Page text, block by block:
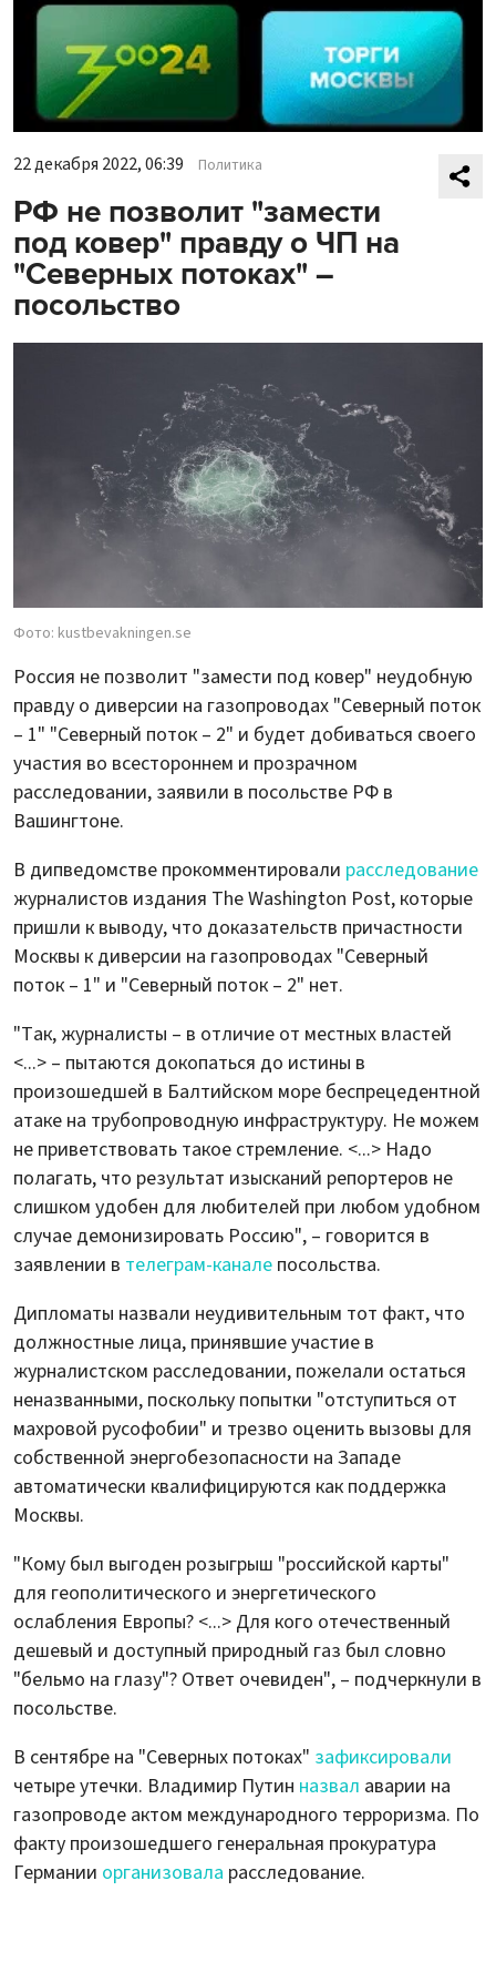
22 декабря 2022, 06:39 Политика
РФ не позволит "замести
под ковер" правду о ЧП на
"Северных потоках" –
посольство
Фото: kustbevakningen.se
Россия не позволит "замести под ковер" неудобную
правду о диверсии на газопроводах "Северный поток
– 1" "Северный поток – 2" и будет добиваться своего
участия во всестороннем и прозрачном
расследовании, заявили в посольстве РФ в
Вашингтоне.
В дипведомстве прокомментировали расследование
журналистов издания The Washington Post, которые
пришли к выводу, что доказательств причастности
Москвы к диверсии на газопроводах "Северный
поток – 1" и "Северный поток – 2" нет.
"Так, журналисты – в отличие от местных властей
<...> – пытаются докопаться до истины в
произошедшей в Балтийском море беспрецедентной
атаке на трубопроводную инфраструктуру. Не можем
не приветствовать такое стремление. <...> Надо
полагать, что результат изысканий репортеров не
слишком удобен для любителей при любом удобном
случае демонизировать Россию", – говорится в
заявлении в телеграм-канале посольства.
Дипломаты назвали неудивительным тот факт, что
должностные лица, принявшие участие в
журналистском расследовании, пожелали остаться
неназванными, поскольку попытки "отступиться от
махровой русофобии" и трезво оценить вызовы для
собственной энергобезопасности на Западе
автоматически квалифицируются как поддержка
Москвы.
"Кому был выгоден розыгрыш "российской карты"
для геополитического и энергетического
ослабления Европы? <...> Для кого отечественный
дешевый и доступный природный газ был словно
"бельмо на глазу"? Ответ очевиден", – подчеркнули в
посольстве.
В сентябре на "Северных потоках" зафиксировали
четыре утечки. Владимир Путин назвал аварии на
газопроводе актом международного терроризма. По
факту произошедшего генеральная прокуратура
Германии организовала расследование.